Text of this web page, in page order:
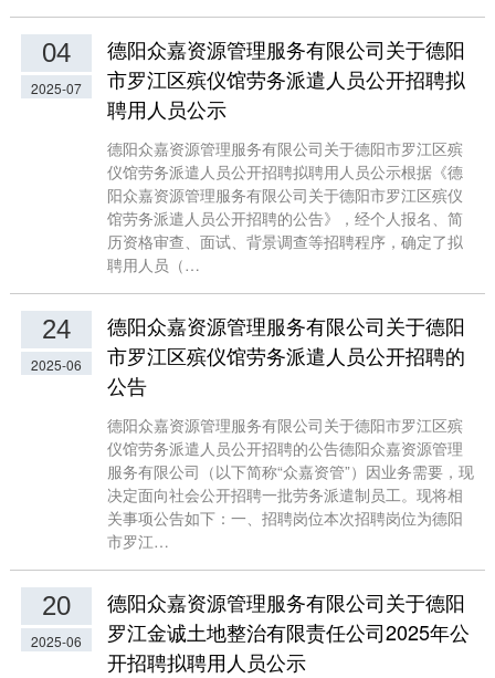
04
2025-07
德阳众嘉资源管理服务有限公司关于德阳
市罗江区殡仪馆劳务派遣人员公开招聘拟
聘用人员公示
德阳众嘉资源管理服务有限公司关于德阳市罗江区殡
仪馆劳务派遣人员公开招聘拟聘用人员公示根据《德
阳众嘉资源管理服务有限公司关于德阳市罗江区殡仪
馆劳务派遣人员公开招聘的公告》，经个人报名、简
历资格审查、面试、背景调查等招聘程序，确定了拟
聘用人员（…
24
2025-06
德阳众嘉资源管理服务有限公司关于德阳
市罗江区殡仪馆劳务派遣人员公开招聘的
公告
德阳众嘉资源管理服务有限公司关于德阳市罗江区殡
仪馆劳务派遣人员公开招聘的公告德阳众嘉资源管理
服务有限公司（以下简称“众嘉资管”）因业务需要，现
决定面向社会公开招聘一批劳务派遣制员工。现将相
关事项公告如下：一、招聘岗位本次招聘岗位为德阳
市罗江…
20
2025-06
德阳众嘉资源管理服务有限公司关于德阳
罗江金诚土地整治有限责任公司2025年公
开招聘拟聘用人员公示